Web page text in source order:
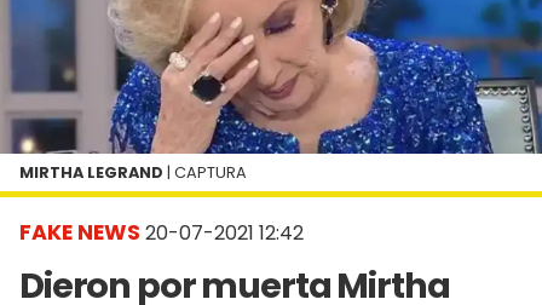
FAKE NEWS 20-07-2021 12:42
Dieron por muerta Mirtha
MIRTHA LEGRAND | CAPTURA